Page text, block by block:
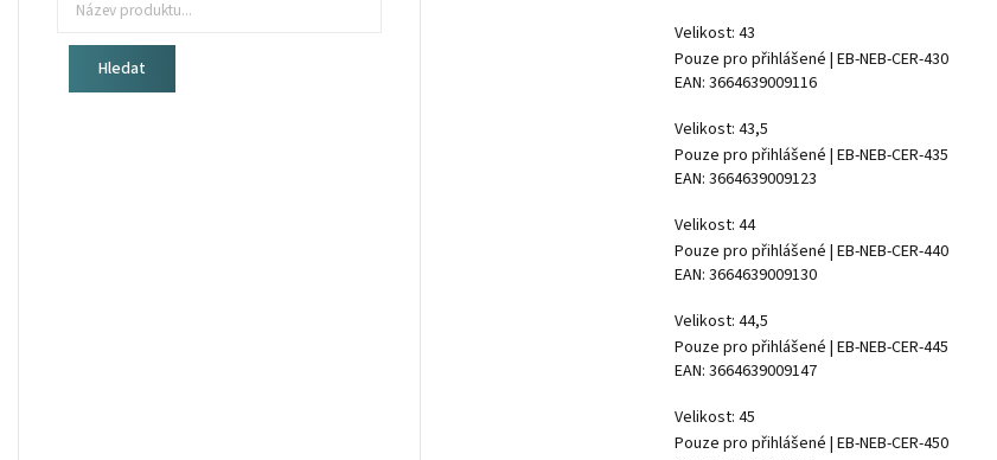
Hledat
Velikost: 43
Pouze pro přihlášené | EB-NEB-CER-430
EAN: 3664639009116
Velikost: 43,5
Pouze pro přihlášené | EB-NEB-CER-435
EAN: 3664639009123
Velikost: 44
Pouze pro přihlášené | EB-NEB-CER-440
EAN: 3664639009130
Velikost: 44,5
Pouze pro přihlášené | EB-NEB-CER-445
EAN: 3664639009147
Velikost: 45
Pouze pro přihlášené | EB-NEB-CER-450